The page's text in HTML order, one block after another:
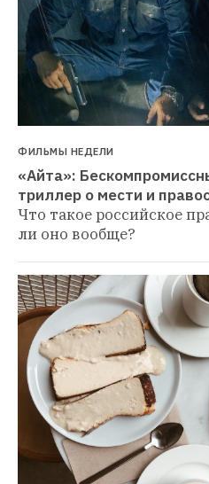
ФИЛЬМЫ НЕДЕЛИ
«Айта»:
триллер о мести и
Что такое российское
ли оно вообще?